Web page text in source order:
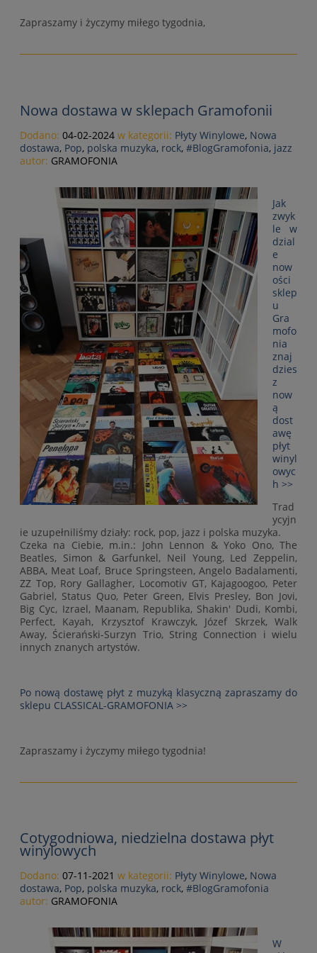
Zapraszamy i życzymy miłego tygodnia,
Nowa dostawa w sklepach Gramofonii
Dodano: 04-02-2024 w kategorii: Płyty Winylowe, Nowa
dostawa, Pop, polska muzyka, rock, #BlogGramofonia, jazz
autor: GRAMOFONIA
Jak
zwyk
le w
dzial
e
now
ości
sklep
u
Gra
mofo
nia
znaj
dzies
z
now
ą
dost
awę
płyt
winyl
owyc
h >>
Trad
ycyjn
ie uzupełniliśmy działy: rock, pop, jazz i polska muzyka.
Czeka na Ciebie, m.in.: John Lennon & Yoko Ono, The
Beatles, Simon & Garfunkel, Neil Young, Led Zeppelin,
ABBA, Meat Loaf, Bruce Springsteen, Angelo Badalamenti,
ZZ Top, Rory Gallagher, Locomotiv GT, Kajagoogoo, Peter
Gabriel, Status Quo, Peter Green, Elvis Presley, Bon Jovi,
Big Cyc, Izrael, Maanam, Republika, Shakin' Dudi, Kombi,
Perfect, Kayah, Krzysztof Krawczyk, Józef Skrzek, Walk
Away, Ścierański-Surzyn Trio, String Connection i wielu
innych znanych artystów.
Po nową dostawę płyt z muzyką klasyczną zapraszamy do
sklepu CLASSICAL-GRAMOFONIA >>
Zapraszamy i życzymy miłego tygodnia!
Cotygodniowa, niedzielna dostawa płyt
winylowych
Dodano: 07-11-2021 w kategorii: Płyty Winylowe, Nowa
dostawa, Pop, polska muzyka, rock, #BlogGramofonia
autor: GRAMOFONIA
W